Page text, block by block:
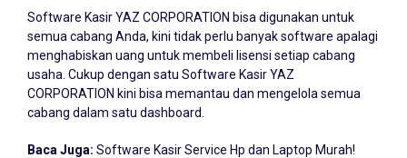
semua cabang Anda, kini tidak perlu banyak software apalagi
menghabiskan uang untuk membeli lisensi setiap cabang
usaha. Cukup dengan satu Software Kasir YAZ
CORPORATION kini bisa memantau dan mengelola semua
cabang dalam satu dashboard.